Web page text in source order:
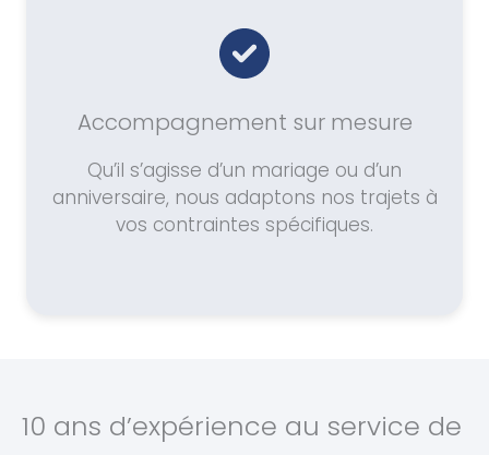
Accompagnement sur mesure
Qu’il s’agisse d’un mariage ou d’un
anniversaire, nous adaptons nos trajets à
vos contraintes spécifiques.
10 ans d’expérience au service de